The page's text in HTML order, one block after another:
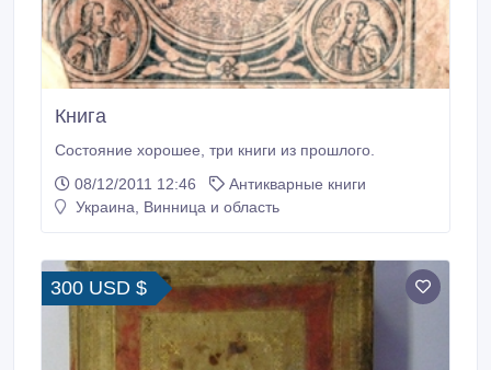
Книга
Состояние хорошее, три книги из прошлого.
08/12/2011 12:46
Антикварные книги
Украина, Винница и область
300 USD $